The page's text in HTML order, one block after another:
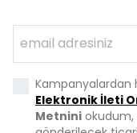
Kampanyalardan
Elektronik İleti
Metnini okudum,